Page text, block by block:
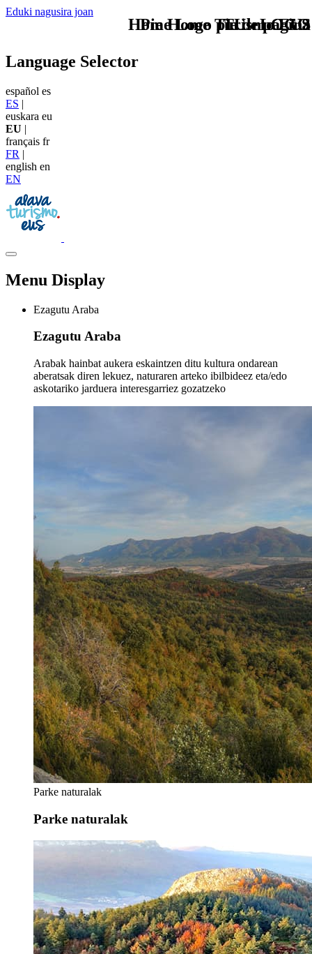
Eduki nagusira joan
TU - LOGO
Language Selector
español es
ES |
euskara eu
EU |
français fr
FR |
english en
EN
Menu Display
Ezagutu Araba
Ezagutu Araba
Arabak hainbat aukera eskaintzen ditu kultura ondarean
aberatsak diren lekuez, naturaren arteko ibilbideez eta/edo
askotariko jarduera interesgarriez gozatzeko
Parke naturalak
Parke naturalak
Home Logo pie de página
Pie Home Turismo EUS